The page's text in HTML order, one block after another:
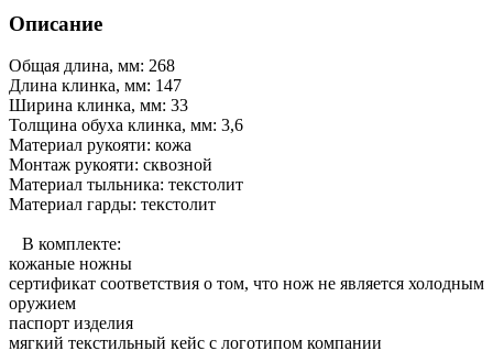
Описание
Общая длина, мм: 268
Длина клинка, мм: 147
Ширина клинка, мм: 33
Толщина обуха клинка, мм: 3,6
Материал рукояти: кожа
Монтаж рукояти: сквозной
Материал тыльника: текстолит
Материал гарды: текстолит
В комплекте:
кожаные ножны
сертификат соответствия о том, что нож не является холодным
оружием
паспорт изделия
мягкий текстильный кейс с логотипом компании